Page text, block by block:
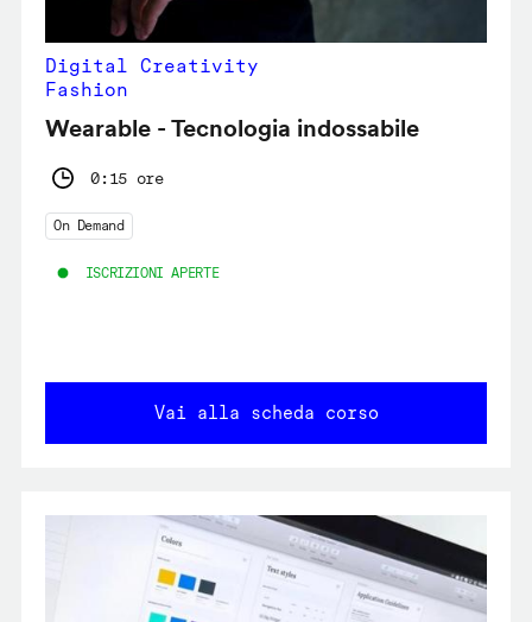
Digital Creativity
Fashion
Wearable - Tecnologia indossabile
0:15 ore
On Demand
ISCRIZIONI APERTE
Vai alla scheda corso